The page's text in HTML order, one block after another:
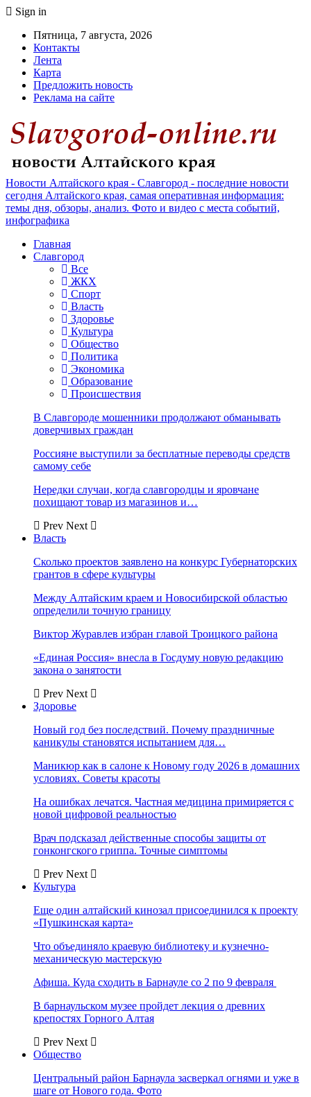
Sign in
Пятница, 7 августа, 2026
Контакты
Лента
Карта
Предложить новость
Реклама на сайте
Новости Алтайского края - Славгород - последние новости
сегодня Алтайского края, самая оперативная информация:
темы дня, обзоры, анализ. Фото и видео с места событий,
инфографика
Главная
Славгород
Все
ЖКХ
Спорт
Власть
Здоровье
Культура
Общество
Политика
Экономика
Образование
Происшествия
В Славгороде мошенники продолжают обманывать
доверчивых граждан
Россияне выступили за бесплатные переводы средств
самому себе
Нередки случаи, когда славгородцы и яровчане
похищают товар из магазинов и…
Prev Next
Власть
Сколько проектов заявлено на конкурс Губернаторских
грантов в сфере культуры
Между Алтайским краем и Новосибирской областью
определили точную границу
Виктор Журавлев избран главой Троицкого района
«Единая Россия» внесла в Госдуму новую редакцию
закона о занятости
Prev Next
Здоровье
Новый год без последствий. Почему праздничные
каникулы становятся испытанием для…
Маникюр как в салоне к Новому году 2026 в домашних
условиях. Советы красоты
На ошибках лечатся. Частная медицина примиряется с
новой цифровой реальностью
Врач подсказал действенные способы защиты от
гонконгского гриппа. Точные симптомы
Prev Next
Культура
Еще один алтайский кинозал присоединился к проекту
«Пушкинская карта»
Что объединяло краевую библиотеку и кузнечно-
механическую мастерскую
Афиша. Куда сходить в Барнауле со 2 по 9 февраля
В барнаульском музее пройдет лекция о древних
крепостях Горного Алтая
Prev Next
Общество
Центральный район Барнаула засверкал огнями и уже в
шаге от Нового года. Фото